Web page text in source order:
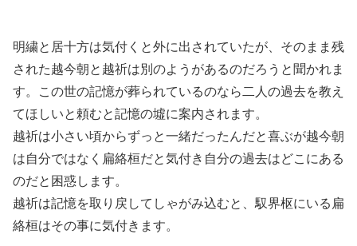
明繍と居十方は気付くと外に出されていたが、そのまま残
された越今朝と越祈は別のようがあるのだろうと聞かれま
す。この世の記憶が葬られているのなら二人の過去を教え
てほしいと頼むと記憶の墟に案内されます。
越祈は小さい頃からずっと一緒だったんだと喜ぶが越今朝
は自分ではなく扁絡桓だと気付き自分の過去はどこにある
のだと困惑します。
越祈は記憶を取り戻してしゃがみ込むと、馭界枢にいる扁
絡桓はその事に気付きます。